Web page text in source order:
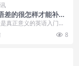
差的很怎样才能补起
历者来发言
真正意义的英语入门阶
础下功夫的阶段。很多
语为什么学...
8